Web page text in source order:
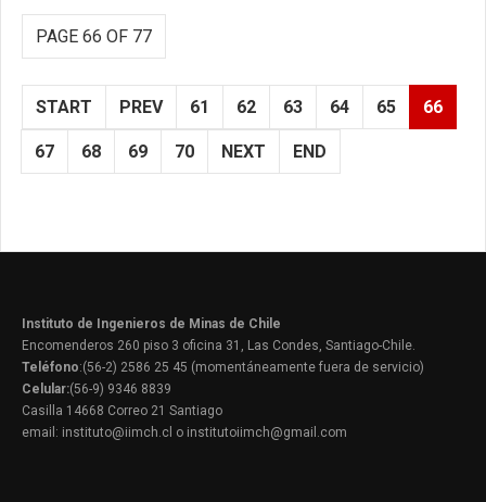
PAGE 66 OF 77
START PREV 61 62 63 64 65 66
67 68 69 70 NEXT END
Instituto de Ingenieros de Minas de Chile
Encomenderos 260 piso 3 oficina 31, Las Condes, Santiago-Chile.
Teléfono:(56-2) 2586 25 45 (momentáneamente fuera de servicio)
Celular:(56-9) 9346 8839
Casilla 14668 Correo 21 Santiago
email: instituto@iimch.cl o institutoiimch@gmail.com